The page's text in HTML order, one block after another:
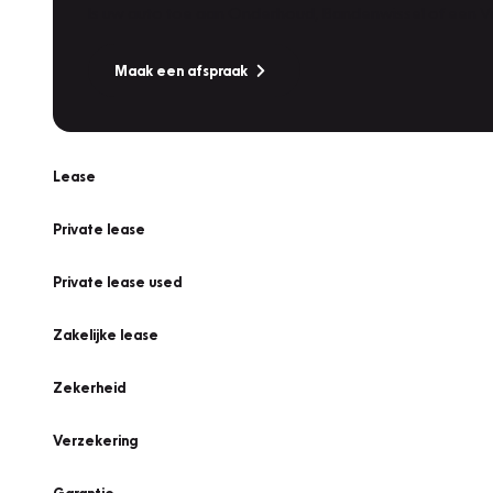
Maak een afspraak
Lease
Private lease
Private lease used
Zakelijke lease
Zekerheid
Verzekering